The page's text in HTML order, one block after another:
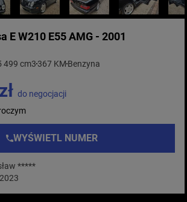
E W210 E55 AMG - 2001
499 cm3 367 KM Benzyna
do negocjacji
WYŚWIETL NUMER
*****